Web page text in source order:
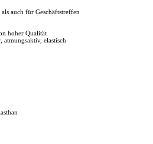
auch für Geschäftstreffen
hoher Qualität
elastisch